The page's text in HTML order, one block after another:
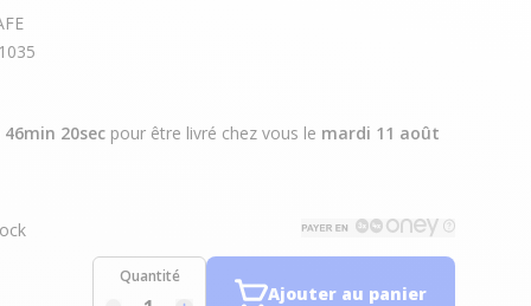
46min 19secpour être livré chez vous le mardi 11 août
Quantité
Ajouter au panier